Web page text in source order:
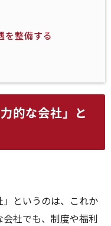
を整備する
的な会社」と
というのは、これか
社でも、制度や福利